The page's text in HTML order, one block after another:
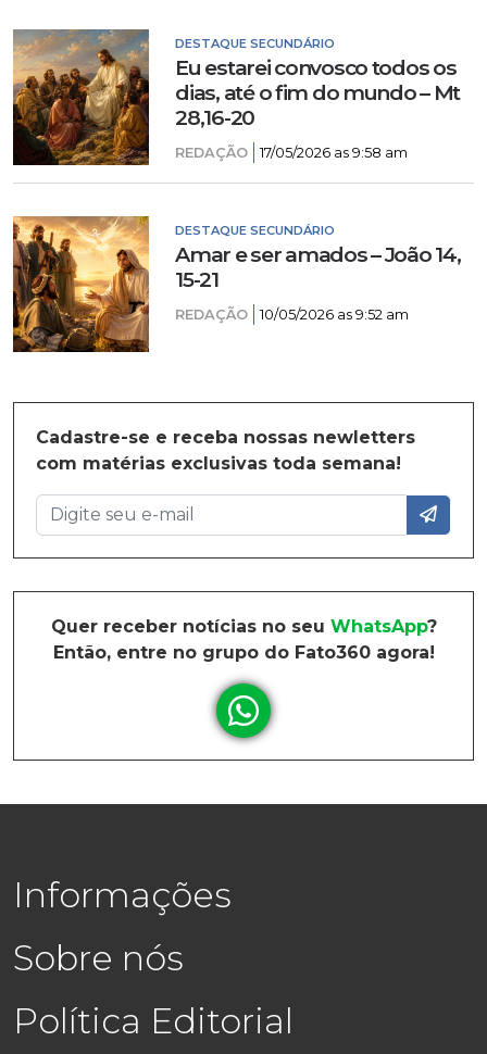
DESTAQUE SECUNDÁRIO
Eu estarei convosco todos os
dias, até o fim do mundo – Mt
28,16-20
REDAÇÃO 17/05/2026 as 9:58 am
DESTAQUE SECUNDÁRIO
Amar e ser amados – João 14,
15-21
REDAÇÃO 10/05/2026 as 9:52 am
Cadastre-se e receba nossas newletters
com matérias exclusivas toda semana!
Quer receber notícias no seu WhatsApp?
Então, entre no grupo do Fato360 agora!
Informações
Sobre nós
Política Editorial